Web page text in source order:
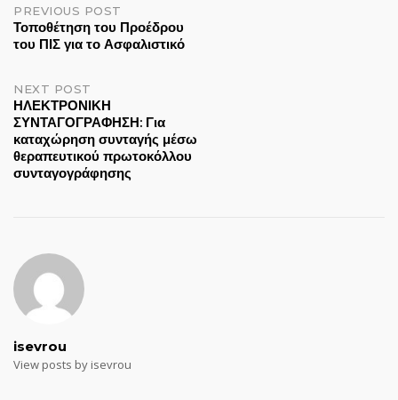
Post
navigation
PREVIOUS POST
Τοποθέτηση του Προέδρου
του ΠΙΣ για το Ασφαλιστικό
NEXT POST
ΗΛΕΚΤΡΟΝΙΚΗ
ΣΥΝΤΑΓΟΓΡΑΦΗΣΗ: Για
καταχώρηση συνταγής μέσω
θεραπευτικού πρωτοκόλλου
συνταγογράφησης
isevrou
View posts by isevrou